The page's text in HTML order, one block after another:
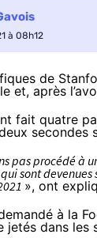
à 08h12
de
et, après
fait quatre
secondes
pas procédé à
sont
», ont
à la
jetés dans les